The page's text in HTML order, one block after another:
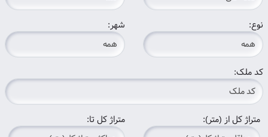
شهر: نوع:
کد ملک:
متراژ کل از (متر): متراژ کل تا: